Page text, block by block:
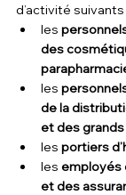
d’activité suivants
les
des
les
de la
et des
les portiers
les employés
et des